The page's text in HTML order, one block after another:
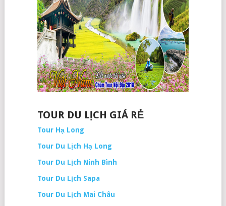
TOUR DU LỊCH GIÁ RẺ
Tour Hạ Long
Tour Du Lịch Hạ Long
Tour Du Lịch Ninh Bình
Tour Du Lịch Sapa
Tour Du Lịch Mai Châu